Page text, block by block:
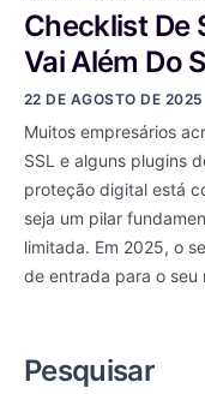
Checklist De
Vai Além Do
22 DE AGOSTO DE 2025
Muitos empresários
SSL e alguns plugins
proteção digital está
seja um pilar
limitada. Em 2025, o
de entrada para o
Pesquisar